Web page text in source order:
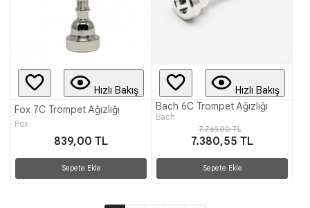
Hızlı Bakış
Fox 7C Trompet Ağızlığı
Fox
839,00 TL
Sepete Ekle
Hızlı Bakış
Bach 6C Trompet Ağızlığı
Bach
7.769,00 TL
7.380,55 TL
Sepete Ekle